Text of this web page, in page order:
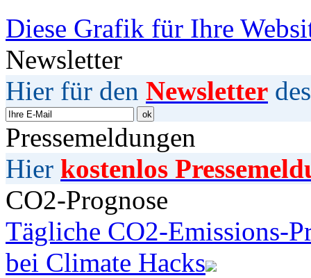
Diese Grafik für Ihre
Newsletter
Hier für den Newsletter
Pressemeldungen
Hier kostenlos
CO2-Prognose
Tägliche CO2-Emissions-
bei Climate Hacks